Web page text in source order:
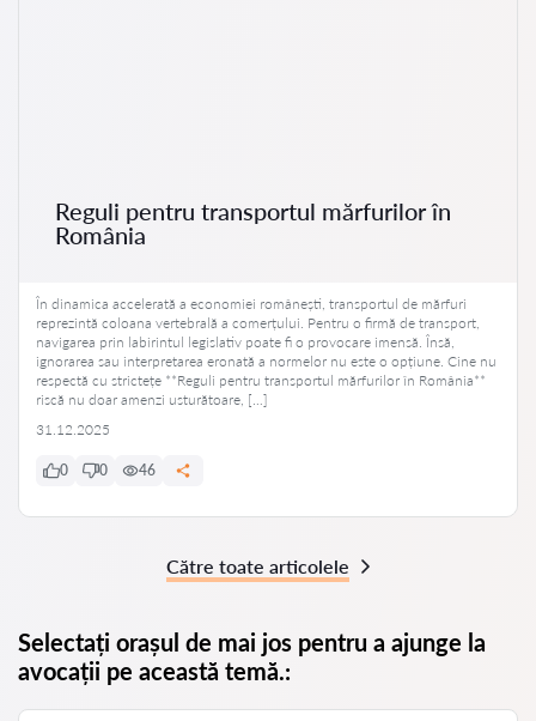
Reguli pentru transportul mărfurilor în
România
În dinamica accelerată a economiei românești, transportul de mărfuri
reprezintă coloana vertebrală a comerțului. Pentru o firmă de transport,
navigarea prin labirintul legislativ poate fi o provocare imensă. Însă,
ignorarea sau interpretarea eronată a normelor nu este o opțiune. Cine nu
respectă cu strictețe **Reguli pentru transportul mărfurilor în România**
riscă nu doar amenzi usturătoare, […]
31.12.2025
0 0 46
Către toate articolele
Selectați orașul de mai jos pentru a ajunge la
avocații pe această temă.: